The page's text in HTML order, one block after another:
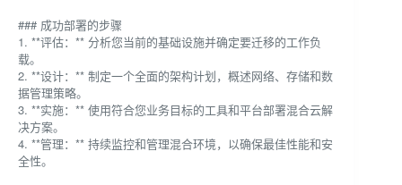
### 成功部署的步骤
1. **评估：** 分析您当前的基础设施并确定要迁移的工作负
载。
2. **设计：** 制定一个全面的架构计划，概述网络、存储和数
据管理策略。
3. **实施：** 使用符合您业务目标的工具和平台部署混合云解
决方案。
4. **管理：** 持续监控和管理混合环境，以确保最佳性能和安
全性。